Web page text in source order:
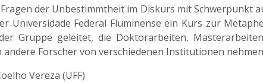
der Unbestimmtheit im Diskurs mit Schwerpunkt
Universidade Federal Fluminense ein Kurs zur
Gruppe geleitet, die Doktorarbeiten,
andere Forscher von verschiedenen Institutionen
Vereza (UFF)